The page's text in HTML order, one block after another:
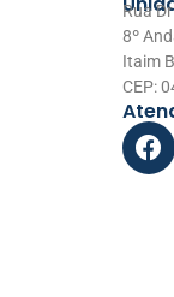
Rua
8º
Itaim
CEP: